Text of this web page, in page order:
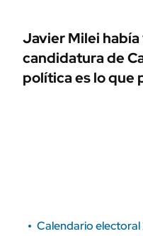
Javier Milei
candidatura de
política es lo que
Calendario